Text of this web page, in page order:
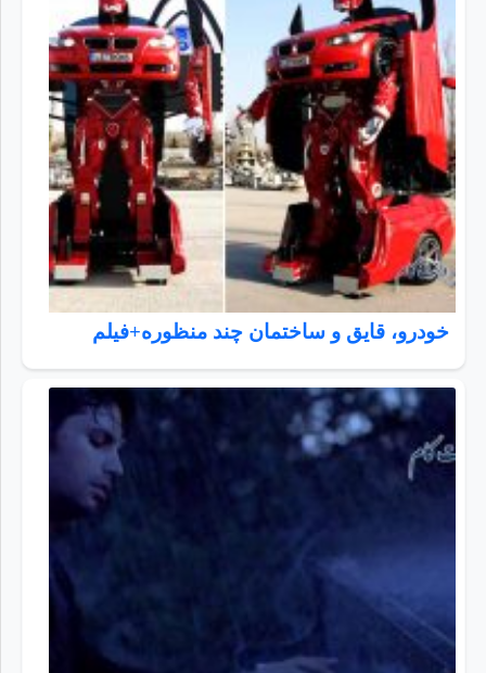
خودرو، قایق و ساختمان چند منظوره+فیلم